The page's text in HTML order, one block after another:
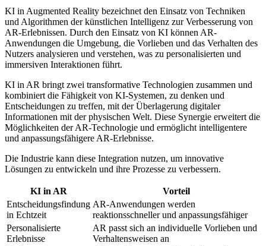
KI in Augmented Reality bezeichnet den Einsatz von Techniken
und Algorithmen der künstlichen Intelligenz zur Verbesserung von
AR-Erlebnissen. Durch den Einsatz von KI können AR-
Anwendungen die Umgebung, die Vorlieben und das Verhalten des
Nutzers analysieren und verstehen, was zu personalisierten und
immersiven Interaktionen führt.
KI in AR bringt zwei transformative Technologien zusammen und
kombiniert die Fähigkeit von KI-Systemen, zu denken und
Entscheidungen zu treffen, mit der Überlagerung digitaler
Informationen mit der physischen Welt. Diese Synergie erweitert die
Möglichkeiten der AR-Technologie und ermöglicht intelligentere
und anpassungsfähigere AR-Erlebnisse.
Die Industrie kann diese Integration nutzen, um innovative
Lösungen zu entwickeln und ihre Prozesse zu verbessern.
KI in AR
Vorteil
Entscheidungsfindung
in Echtzeit
AR-Anwendungen werden
reaktionsschneller und anpassungsfähiger
Personalisierte
Erlebnisse
AR passt sich an individuelle Vorlieben und
Verhaltensweisen an